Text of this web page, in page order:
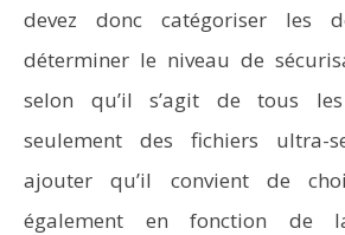
devez donc catégoriser les
déterminer le niveau de
selon qu’il s’agit de tous
seulement des fichiers ultra-
ajouter qu’il convient de
également en fonction